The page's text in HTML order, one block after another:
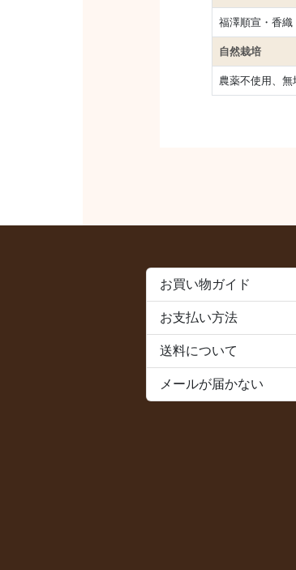
福澤順宣・香織
自然栽培
農薬不使用、
お買い物ガイド
お支払い方法
送料について
メールが届かない